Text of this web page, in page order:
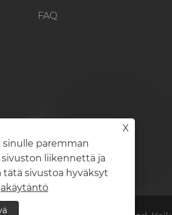
FAQ
X
paremman
liikennettä ja
sivustoa hyväksyt